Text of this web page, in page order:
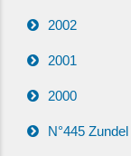
2002
2001
2000
N°445 Zundel